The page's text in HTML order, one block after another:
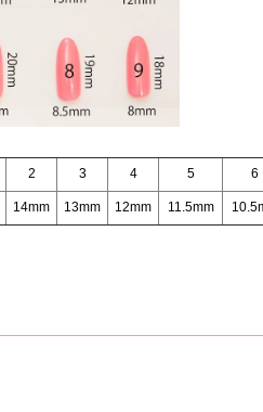
2 3 4 5 6
14mm 13mm 12mm 11.5mm